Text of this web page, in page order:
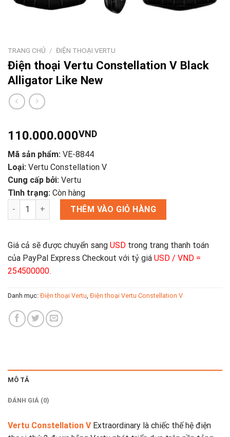
TRANG CHỦ / ĐIỆN THOẠI VERTU
Điện thoại Vertu Constellation V Black
Alligator Like New
110.000.000VND
Mã sản phẩm: VE-8844
Loại: Vertu Constellation V
Cung cấp bởi: Vertu
Tình trạng: Còn hàng
Điện thoại Vertu Constellation V Black Alligator Like New số
THÊM VÀO GIỎ HÀNG
Giá cả sẽ được chuyển sang USD trong trang thanh toán
của PayPal Express Checkout với tỷ giá USD / VND =
254500000.
Danh mục: Điện thoại Vertu, Điện thoại Vertu Constellation V
MÔ TẢ
ĐÁNH GIÁ (0)
Vertu Constellation V Extraordinary là chiếc thế hệ điện